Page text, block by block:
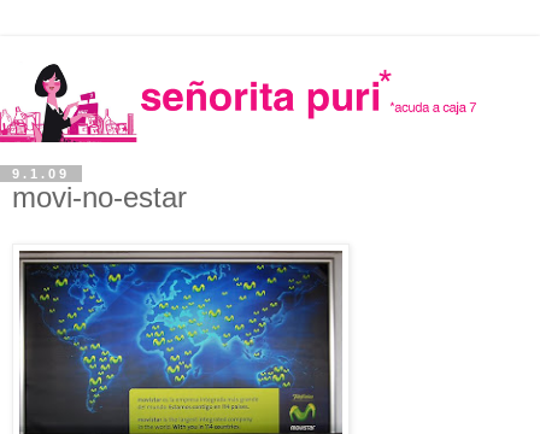
9.1.09
movi-no-estar